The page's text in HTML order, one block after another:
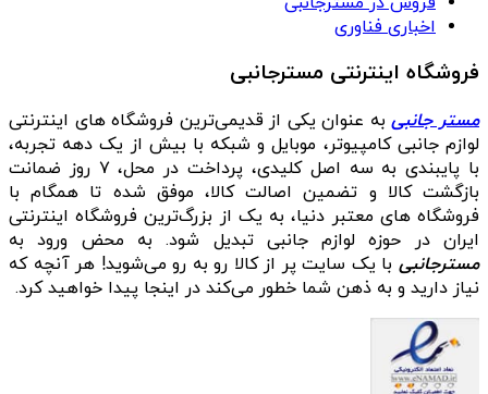
اخباری فناوری
فروشگاه اینترنتی مسترجانبی
مستر جانبیبه عنوان یکی از قدیمی‌ترین فروشگاه های اینترنتی
لوازم جانبی کامپیوتر، موبایل و شبکه با بیش از یک دهه تجربه،
با پایبندی به سه اصل کلیدی، پرداخت در محل، ۷ روز ضمانت
بازگشت کالا و تضمین اصالت کالا، موفق شده تا همگام با
فروشگاه‌ های معتبر دنیا، به یک از بزرگ‌ترین فروشگاه اینترنتی
ایران در حوزه لوازم جانبی تبدیل شود. به محض ورود به
مسترجانبی با یک سایت پر از کالا رو به رو می‌شوید! هر آنچه که
نیاز دارید و به ذهن شما خطور می‌کند در اینجا پیدا خواهید کرد.